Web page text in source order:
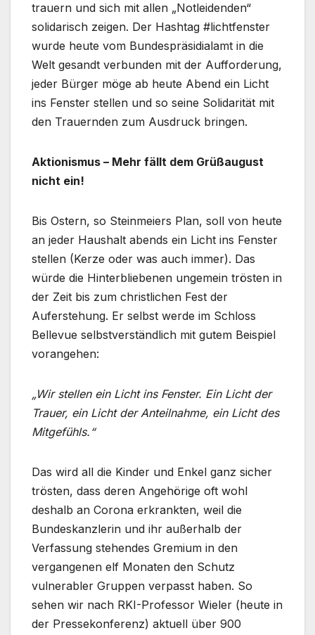
trauern und sich mit allen „Notleidenden“
solidarisch zeigen. Der Hashtag #lichtfenster
wurde heute vom Bundespräsidialamt in die
Welt gesandt verbunden mit der Aufforderung,
jeder Bürger möge ab heute Abend ein Licht
ins Fenster stellen und so seine Solidarität mit
den Trauernden zum Ausdruck bringen.
Aktionismus – Mehr fällt dem Grüßaugust
nicht ein!
Bis Ostern, so Steinmeiers Plan, soll von heute
an jeder Haushalt abends ein Licht ins Fenster
stellen (Kerze oder was auch immer). Das
würde die Hinterbliebenen ungemein trösten in
der Zeit bis zum christlichen Fest der
Auferstehung. Er selbst werde im Schloss
Bellevue selbstverständlich mit gutem Beispiel
vorangehen:
„Wir stellen ein Licht ins Fenster. Ein Licht der
Trauer, ein Licht der Anteilnahme, ein Licht des
Mitgefühls.“
Das wird all die Kinder und Enkel ganz sicher
trösten, dass deren Angehörige oft wohl
deshalb an Corona erkrankten, weil die
Bundeskanzlerin und ihr außerhalb der
Verfassung stehendes Gremium in den
vergangenen elf Monaten den Schutz
vulnerabler Gruppen verpasst haben. So
sehen wir nach RKI-Professor Wieler (heute in
der Pressekonferenz) aktuell über 900